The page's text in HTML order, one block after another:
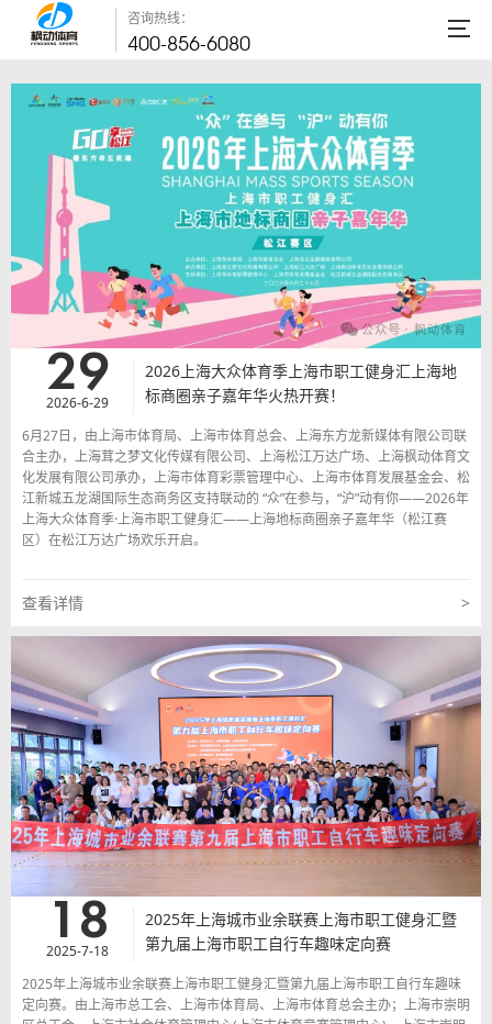
咨询热线：
400-856-6080
29
2026-6-29
2026上海大众体育季上海市职工健身汇上海地
标商圈亲子嘉年华火热开赛！
6月27日，由上海市体育局、上海市体育总会、上海东方龙新媒体有限公司联
合主办，上海茸之梦文化传媒有限公司、上海松江万达广场、上海枫动体育文
化发展有限公司承办，上海市体育彩票管理中心、上海市体育发展基金会、松
江新城五龙湖国际生态商务区支持联动的 “众”在参与，“沪”动有你——2026年
上海大众体育季·上海市职工健身汇——上海地标商圈亲子嘉年华（松江赛
区）在松江万达广场欢乐开启。
查看详情 >
18
2025-7-18
2025年上海城市业余联赛上海市职工健身汇暨
第九届上海市职工自行车趣味定向赛
2025年上海城市业余联赛上海市职工健身汇暨第九届上海市职工自行车趣味
定向赛。由上海市总工会、上海市体育局、上海市体育总会主办；上海市崇明